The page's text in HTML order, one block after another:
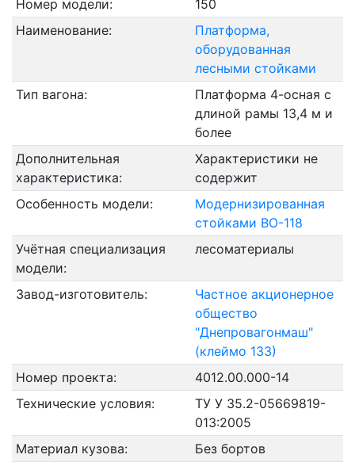
Номер модели:
150
Наименование:
Платформа,
оборудованная
лесными стойками
Тип вагона:
Платформа 4-осная с
длиной рамы 13,4 м и
более
Дополнительная
характеристика:
Характеристики не
содержит
Особенность модели:
Модернизированная
стойками ВО-118
Учётная специализация
модели:
лесоматериалы
Завод-изготовитель:
Частное акционерное
общество
"Днепровагонмаш"
(клеймо 133)
Номер проекта:
4012.00.000-14
Технические условия:
ТУ У 35.2-05669819-
013:2005
Материал кузова:
Без бортов